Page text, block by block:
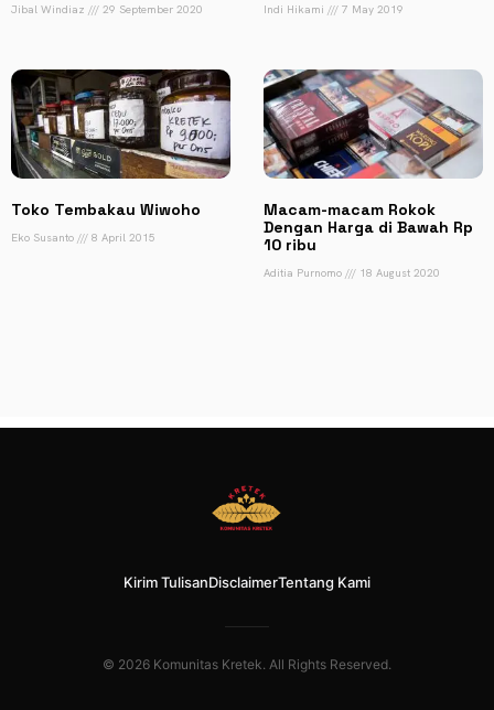
Jibal Windiaz 29 September 2020 Indi Hikami 7 May 2019
Toko Tembakau Wiwoho
Eko Susanto 8 April 2015
Macam-macam Rokok
Dengan Harga di Bawah Rp
10 ribu
Aditia Purnomo 18 August 2020
Kirim TulisanDisclaimerTentang Kami
© 2026 Komunitas Kretek. All Rights Reserved.